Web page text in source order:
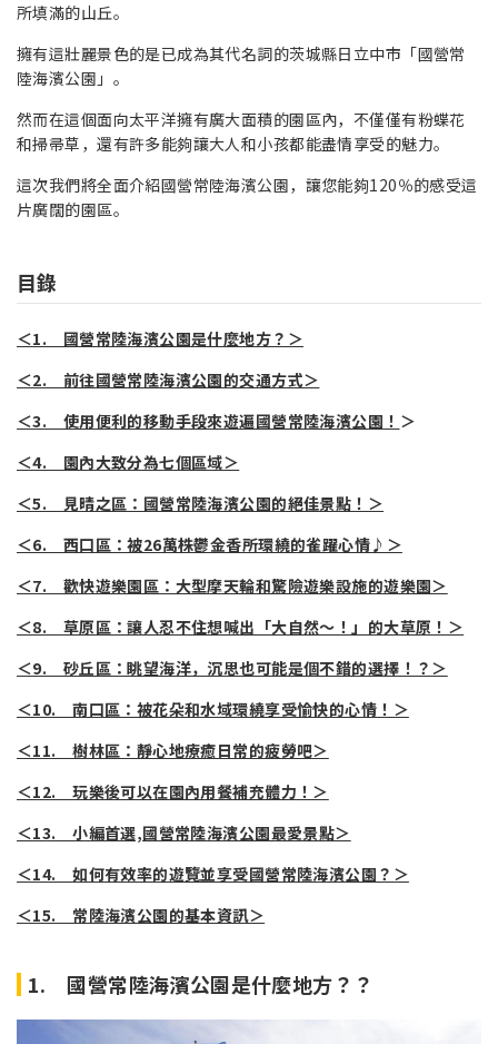
所填滿的山丘。
擁有這壯麗景色的是已成為其代名詞的茨城縣日立中市「國營常
陸海濱公園」。
然而在這個面向太平洋擁有廣大面積的園區內，不僅僅有粉蝶花
和掃帚草，還有許多能夠讓大人和小孩都能盡情享受的魅力。
這次我們將全面介紹國營常陸海濱公園，讓您能夠120％的感受這
片廣闊的園區。
目錄
＜1. 國營常陸海濱公園是什麼地方？＞
＜2. 前往國營常陸海濱公園的交通方式＞
＜3. 使用便利的移動手段來遊遍國營常陸海濱公園 ！ ＞
＜4. 園內大致分為七個區域＞
＜5. 見晴之區：國營常陸海濱公園的絕佳景點！＞
＜6. 西口區：被26萬株鬱金香所環繞的雀躍心情♪＞
＜7. 歡快遊樂園區：大型摩天輪和驚險遊樂設施的遊樂園＞
＜8. 草原區：讓人忍不住想喊出「大自然～！」的大草原！＞
＜9. 砂丘區：眺望海洋，沉思也可能是個不錯的選擇！？＞
＜10. 南口區：被花朵和水域環繞享受愉快的心情！＞
＜11. 樹林區：靜心地療癒日常的疲勞吧＞
＜12. 玩樂後可以在園內用餐補充體力！＞
＜13. 小編首選,國營常陸海濱公園最愛景點＞
＜14. 如何有效率的遊覽並享受國營常陸海濱公園？＞
＜15. 常陸海濱公園的基本資訊＞
1. 國營常陸海濱公園是什麼地方？？